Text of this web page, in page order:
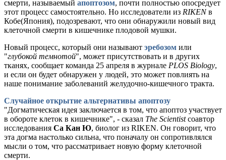
смерти, называемый апоптозом, почти полностью опосредует
этот процесс самостоятельно. Но исследователи из RIKENв
Кобе(Япония), подозревают, что они обнаружили новый вид
клеточной смерти в кишечнике плодовой мушки.
Новый процесс, который они называют эребозом или
"глубокой темнотой", может присутствовать и в других
тканях, сообщает команда 25 апреля в журнале PLOS Biology,
и если он будет обнаружен у людей, это может повлиять на
наше понимание заболеваний желудочно-кишечного тракта.
Случайное открытие альтернативы апоптозу
"Догматическая идея заключается в том, что апоптоз участвует
в обороте клеток в кишечнике", - сказал The Scientistсоавтор
исследования Са Кан Ю, биолог из RIKEN. Он говорит, что
эта догма настолько сильна, что поначалу он сопротивлялся
мысли о том, что рассматривает новую форму клеточной
смерти.